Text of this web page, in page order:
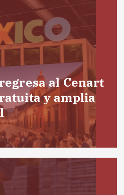
al Cenart
y amplia